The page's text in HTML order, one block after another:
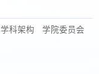
学科架构
学院委员会